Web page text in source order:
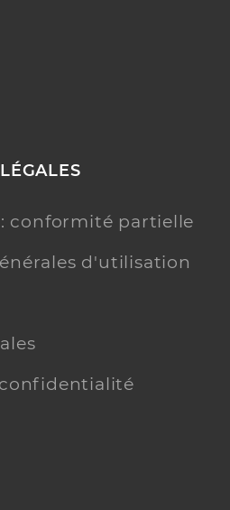
conformité partielle
d'utilisation